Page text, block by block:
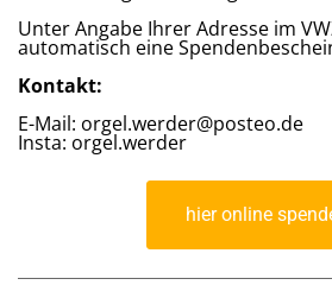
Unter Angabe Ihrer Adresse im
automatisch eine
Kontakt:
E-Mail: orgel.werder@posteo.de
Insta: orgel.werder
hier online